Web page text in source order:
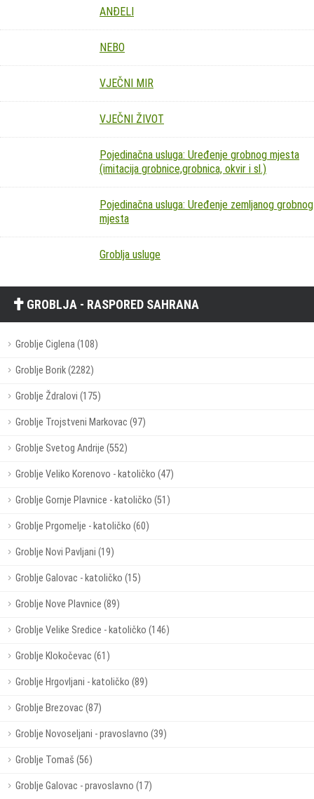
ANĐELI
NEBO
VJEČNI MIR
VJEČNI ŽIVOT
Pojedinačna usluga: Uređenje grobnog mjesta
(imitacija grobnice,grobnica, okvir i sl.)
Pojedinačna usluga: Uređenje zemljanog grobnog
mjesta
Groblja usluge
GROBLJA - RASPORED SAHRANA
Groblje Ciglena (108)
Groblje Borik (2282)
Groblje Ždralovi (175)
Groblje Trojstveni Markovac (97)
Groblje Svetog Andrije (552)
Groblje Veliko Korenovo - katoličko (47)
Groblje Gornje Plavnice - katoličko (51)
Groblje Prgomelje - katoličko (60)
Groblje Novi Pavljani (19)
Groblje Galovac - katoličko (15)
Groblje Nove Plavnice (89)
Groblje Velike Sredice - katoličko (146)
Groblje Klokočevac (61)
Groblje Hrgovljani - katoličko (89)
Groblje Brezovac (87)
Groblje Novoseljani - pravoslavno (39)
Groblje Tomaš (56)
Groblje Galovac - pravoslavno (17)